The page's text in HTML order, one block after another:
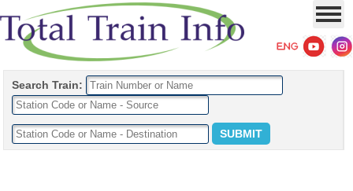
Search Train: